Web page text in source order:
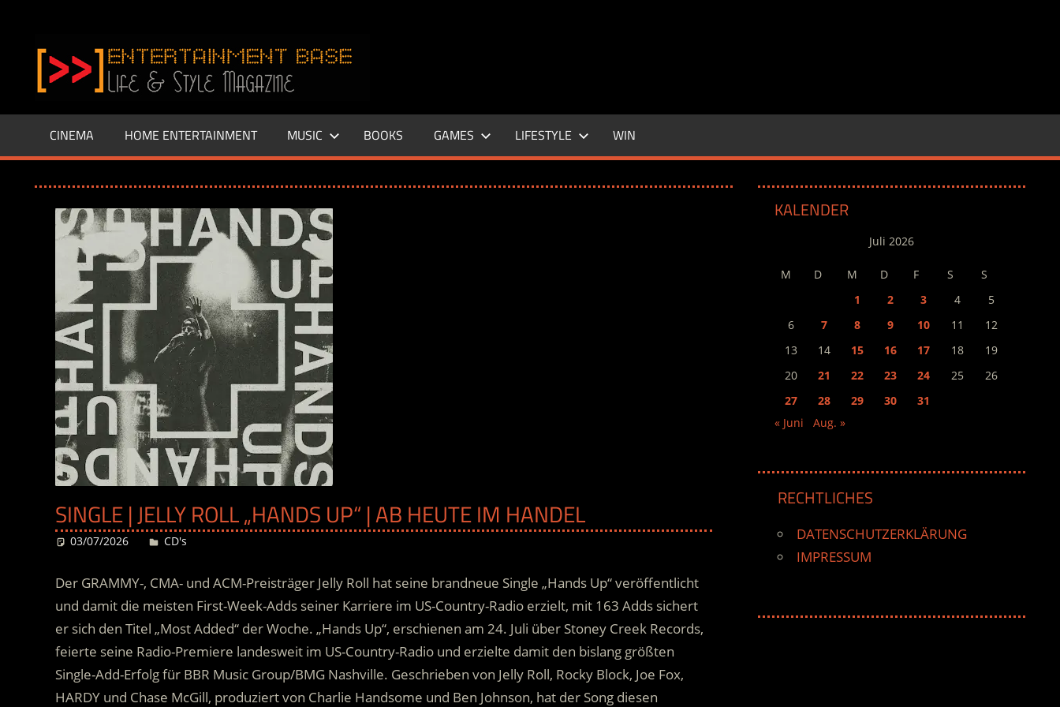
springen
–
LIFE
Base.de
CINEMA HOME ENTERTAINMENT MUSIC BOOKS GAMES LIFESTYLE WIN
SINGLE | JELLY ROLL „HANDS UP“ | AB HEUTE IM HANDEL
03/07/2026 Desiree
CD's
Der GRAMMY-, CMA- und ACM-Preisträger Jelly Roll hat seine brandneue Single „Hands Up“ veröffentlicht
und damit die meisten First-Week-Adds seiner Karriere im US-Country-Radio erzielt, mit 163 Adds sichert
er sich den Titel „Most Added“ der Woche. „Hands Up“, erschienen am 24. Juli über Stoney Creek Records,
feierte seine Radio-Premiere landesweit im US-Country-Radio und erzielte damit den bislang größten
Single-Add-Erfolg für BBR Music Group/BMG Nashville. Geschrieben von Jelly Roll, Rocky Block, Joe Fox,
HARDY und Chase McGill, produziert von Charlie Handsome und Ben Johnson, hat der Song diesen
KALENDER
Juli 2026
M D M D F S
S
1
2 3 4
5
6
7 8 9 10 11
12
13
14 15 16 17 18
19
20
21 22 23 24 25
26
27
28 29 30
31
« Juni
Aug. »
RECHTLICHES
DATENSCHUTZERKLÄRUNG
IMPRESSUM